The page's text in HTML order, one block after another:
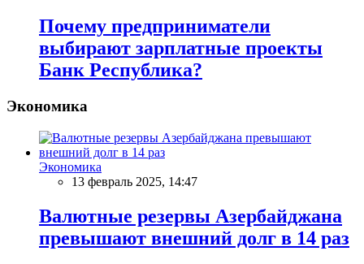
Почему предприниматели
выбирают зарплатные проекты
Банк Республика?
Экономика
Экономика
13 февраль 2025, 14:47
Валютные резервы Азербайджана
превышают внешний долг в 14 раз